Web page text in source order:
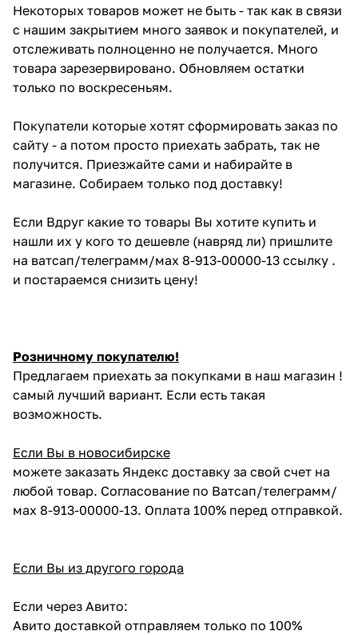
Некоторых товаров может не быть - так как в связи
с нашим закрытием много заявок и покупателей, и
отслеживать полноценно не получается. Много
товара зарезервировано. Обновляем остатки
только по воскресеньям.
Покупатели которые хотят сформировать заказ по
сайту - а потом просто приехать забрать, так не
получится. Приезжайте сами и набирайте в
магазине. Собираем только под доставку!
Если Вдруг какие то товары Вы хотите купить и
нашли их у кого то дешевле (навряд ли) пришлите
на ватсап/телеграмм/мах 8-913-00000-13 ссылку .
и постараемся снизить цену!
Розничному покупателю!
Предлагаем приехать за покупками в наш магазин !
самый лучший вариант. Если есть такая
возможность.
Если Вы в новосибирске
можете заказать Яндекс доставку за свой счет на
любой товар. Согласование по Ватсап/телеграмм/
мах 8-913-00000-13. Оплата 100% перед отправкой.
Если Вы из другого города
Если через Авито:
Авито доставкой отправляем только по 100%